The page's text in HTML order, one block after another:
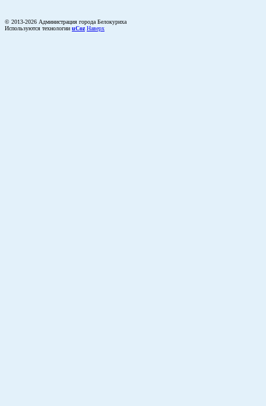
© 2013-2026 Администрация города Белокуриха
Используются технологии uCoz Наверх